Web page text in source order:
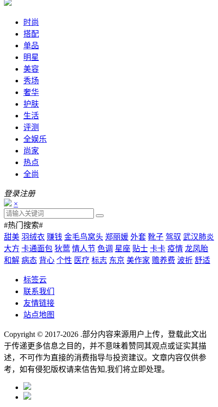
时尚
搭配
单品
明星
美容
秀场
奢华
护肤
生活
评测
全娱乐
尚家
热点
全尚
登录注册
×
#热门搜索#
甜美 羽绒衣 赚钱 金毛鸟窝头 郑丽媛 外套 靴子 驾驭 武汉肺炎
大方 卡通面包 狄莺 情人节 色调 星座 贴士 卡卡 疫情 龙凤胎
和解 病态 背心 个性 医疗 标志 东京 美作家 赡养费 波折 舒适
标签云
联系我们
友情链接
站点地图
Copyright © 2017-2026 .部分内容来源用户上传，登载此文出
于传递更多信息之目的，并不意味着赞同其观点或证实其描
述，不可作为直接的消费指导与投资建议。文章内容仅供参
考，如有侵犯版权请来信告知,我们将立即处理。